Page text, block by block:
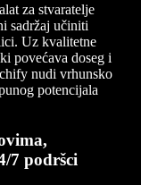
za stvaratelje
sadržaj učiniti
Uz kvalitetne
povećava doseg i
nudi vrhunsko
potencijala
7 podršci